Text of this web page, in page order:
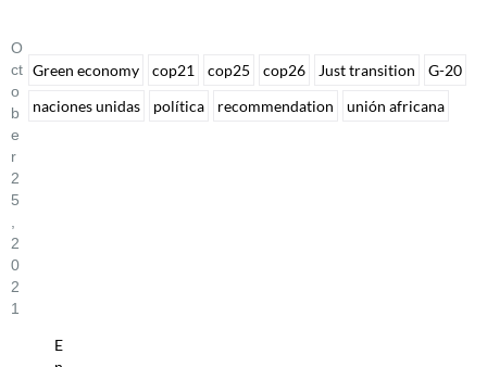
O
Ct
O
B
E
R
2
5
2
0
2
1
E
Green economy cop21 cop25 cop26 Just transition
G-20
naciones unidas
política recommendation unión africana